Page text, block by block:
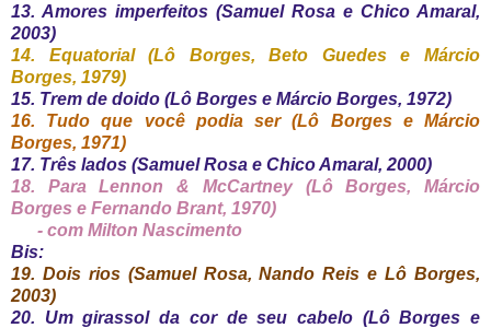
13. Amores imperfeitos (Samuel Rosa e Chico Amaral,
2003)
14. Equatorial (Lô Borges, Beto Guedes e Márcio
Borges, 1979)
15. Trem de doido (Lô Borges e Márcio Borges, 1972)
16. Tudo que você podia ser (Lô Borges e Márcio
Borges, 1971)
17. Três lados (Samuel Rosa e Chico Amaral, 2000)
18. Para Lennon & McCartney (Lô Borges, Márcio
Borges e Fernando Brant, 1970)
- com Milton Nascimento
Bis:
19. Dois rios (Samuel Rosa, Nando Reis e Lô Borges,
2003)
20. Um girassol da cor de seu cabelo (Lô Borges e